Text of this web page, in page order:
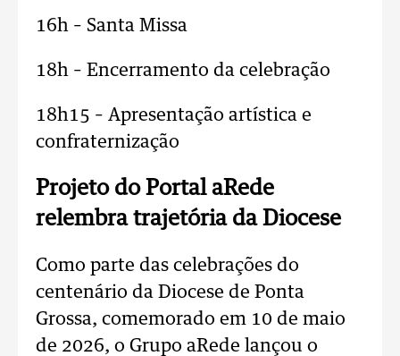
16h – Santa Missa
18h – Encerramento da celebração
18h15 – Apresentação artística e
confraternização
Projeto do Portal aRede
relembra trajetória da Diocese
Como parte das celebrações do
centenário da Diocese de Ponta
Grossa, comemorado em 10 de maio
de 2026, o Grupo aRede lançou o